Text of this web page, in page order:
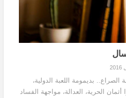
بديمومة اللعبة الدولية،
الحرية، العدالة، مواجهة الفساد